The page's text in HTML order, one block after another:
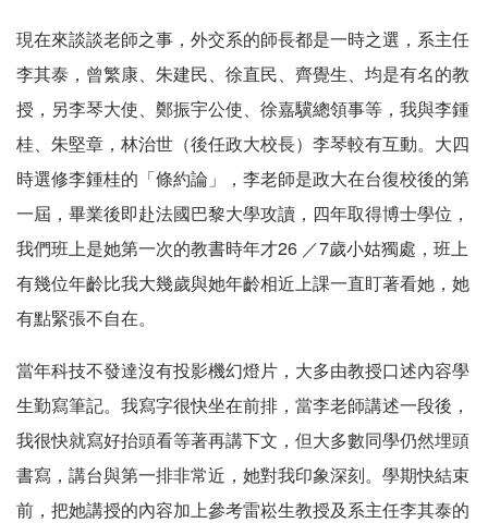
現在來談談老師之事，外交系的師長都是一時之選，系主任
李其泰，曾繁康、朱建民、徐直民、齊覺生、均是有名的教
授，另李琴大使、鄭振宇公使、徐嘉驥總領事等，我與李鍾
桂、朱堅章，林治世（後任政大校長）李琴較有互動。大四
時選修李鍾桂的「條約論」，李老師是政大在台復校後的第
一屆，畢業後即赴法國巴黎大學攻讀，四年取得博士學位，
我們班上是她第一次的教書時年才26 ／7歲小姑獨處，班上
有幾位年齡比我大幾歲與她年齡相近上課一直盯著看她，她
有點緊張不自在。
當年科技不發達沒有投影機幻燈片，大多由教授口述內容學
生勤寫筆記。我寫字很快坐在前排，當李老師講述一段後，
我很快就寫好抬頭看等著再講下文，但大多數同學仍然埋頭
書寫，講台與第一排非常近，她對我印象深刻。學期快結束
前，把她講授的內容加上參考雷崧生教授及系主任李其泰的